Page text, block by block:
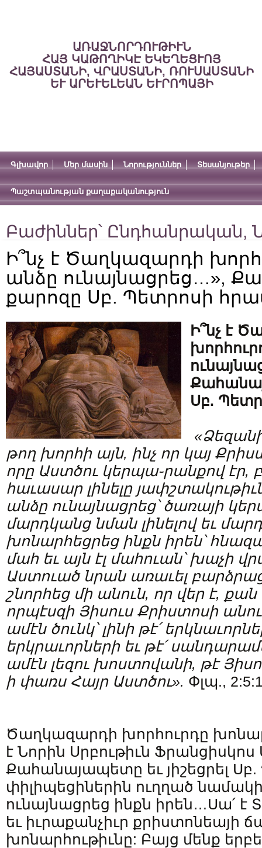
ԱՌԱՋՆՈՐԴՈՒԹԻՒՆ
ՀԱՅ ԿԱԹՈՂԻԿԷ ԵԿԵՂԵՑՒՈՅ
ՀԱՅԱՍՏԱՆԻ, ՎՐԱՍՏԱՆԻ, ՌՈՒՍԱՍՏԱՆԻ
ԵՒ ԱՐԵՒԵԼԵԱՆ ԵՒՐՈՊԱՅԻ
Գլխավոր Մեր մասին Նորություններ Տեսանյութեր
Պաշտպանության քաղաքականություն
Բաժիններ՝ Ընդհանրական,
Ի՞նչ է Ծաղկազարդի
անձը ունայնացրեց…»,
քարոզը Սբ. Պետրոսի
Ի՞նչ է
Սբ.
թող խորհի այն, ինչ որ կայ
որը Աստծու կերպա֊րանքով էր,
հաւասար լինելը
անձը ունայնացրեց՝ծառայի
մարդկանց նման լինելով եւ
խոնարհեցրեց ինքն իրեն՝
մահ եւ այն էլ մահուան՝խաչի
Աստուած նրան առաւել
շնորհեց մի անուն, որ վեր է, քան
որպէսզի Յիսուս Քրիստոսի
ամէն ծունկ՝լինի թէ՛
երկրաւորների եւ թէ՛
ամէն լեզու խոստովանի, թէ
ի փառս Հայր Աստծու». Փլպ.,
Ծաղկազարդի խորհուրդը
է Նորին Սրբութիւն
Քահանայապետը եւ յիշեցրել Սբ.
փիլիպեցիներին ուղղած
ունայնացրեց ինքն իրեն…Սա՛
եւ իւրաքանչիւր քրիստոնեայի
խոնարհութիւնը: Բայց մենք